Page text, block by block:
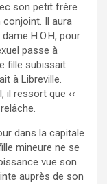
son petit frère
Il aura
H.O.H, pour
passe à
fille subissait
à Libreville.
il ressort que ‹‹
dans la capitale
mineure ne se
vue son
auprès de son